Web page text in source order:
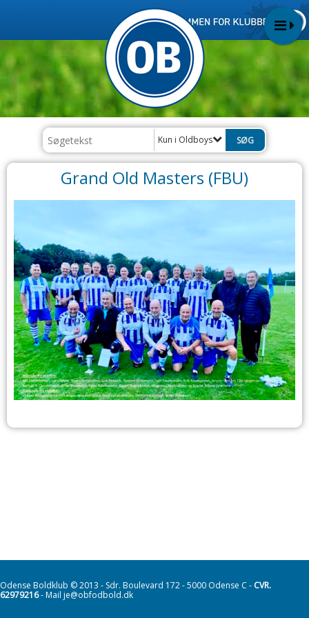
Kun i Oldboys
Grand Old Masters (FBU)
Odense Boldklub © 2013 - Sdr. Boulevard 172 - 5000 Odense C - CVR.
62979216- Mail je@obfodbold.dk